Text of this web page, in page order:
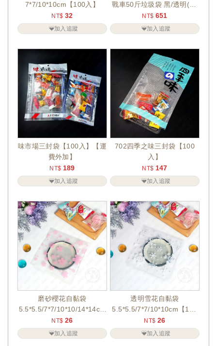
7*7/10*10cm【100入】
NT$ 32
加入追蹤
戰車50斤垃圾袋 黑/透明(84
入)
NT$ 651
加入追蹤
味市場三封袋【100入】【運
費外加】
NT$ 189
加入追蹤
702四季之味三封袋【100
入】
NT$ 147
加入追蹤
磨砂櫻花自黏袋
5.5*5.5/7*7/10*10/14*14cm
【100入】
NT$ 26
加入追蹤
透明雪花自黏袋
5.5*5.5/7*7/10*10cm【100
入】
NT$ 26
加入追蹤